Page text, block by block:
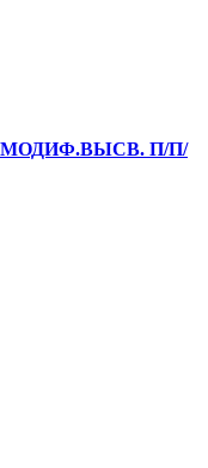
МОДИФ.ВЫСВ. П/П/